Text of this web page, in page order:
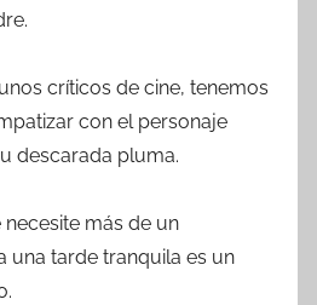
críticos de cine, tenemos
con el personaje
descarada pluma.
más de un
una tarde tranquila es un